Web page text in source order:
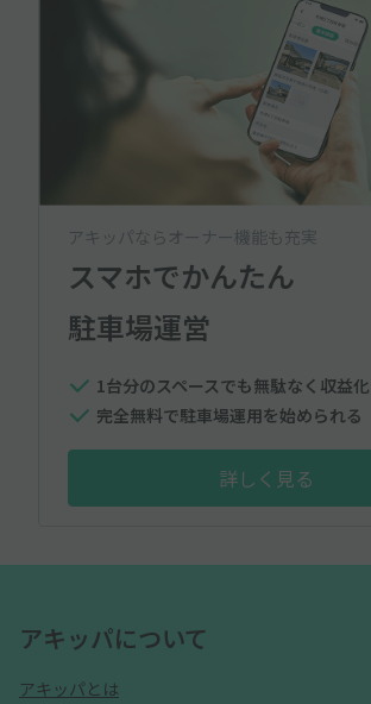
アキッパならオーナー機能も充実
スマホでかんたん
駐車場運営
1台分のスペースでも無駄なく収益化
完全無料で駐車場運用を始められる
詳しく見る
アキッパについて
アキッパとは